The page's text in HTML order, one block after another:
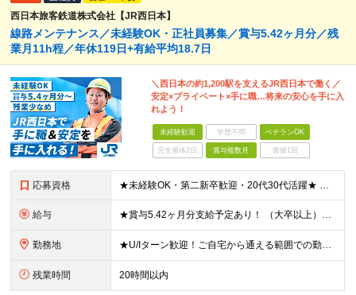
西日本旅客鉄道株式会社【JR西日本】
線路メンテナンス／未経験OK・正社員募集／賞与5.42ヶ月分／残
業月11h程／年休119日+有給平均18.7日
＼西日本の約1,200駅を支えるJR西日本で働く／
安定×プライベート×手に職…将来の安心を手に入
れよう！
未経験歓迎 学歴不問 ベテランOK
完全週休2日 賞与複数月 面接1回
応募資格 ★未経験OK・第二新卒歓迎・20代30代活躍★ ☆高卒以上 ☆社会人経験（就労経験）がある方 業界・ポジション・年数は不問です！ 「誰もが知る大手企業で働きたい」 「1人より、チームで仕事がした
給与 ★賞与5.42ヶ月分支給予定あり！ （大卒以上）月給24万1,692円～39万5,780円＋各種手当＋賞与2回 （高卒以上）月給22万2,662円～39万5,780円＋各種手当＋賞与2回 ※上記は2
勤務地 ★U/Iターン歓迎！ご自宅から通える範囲での勤務となります ★JR西日本本社（大阪市北区）または、当社事業エリア内（北陸から北九州まで）の各支社で勤務 ※関西に本社あり※ 〈近畿エリア〉 三重県（
残業時間 20時間以内